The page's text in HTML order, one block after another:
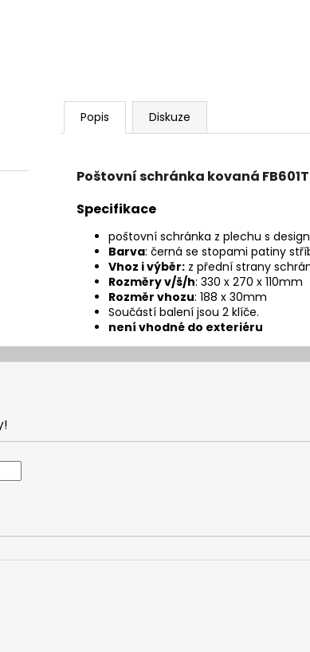
Popis Diskuze
Poštovní schránka kovaná FB601T
Specifikace
poštovní schránka z plechu s
Barva: černá se stopami patiny
Vhoz i výběr: z přední strany
Rozměry v/š/h: 330 x 270 x 110mm
Rozměr vhozu: 188 x 30mm
Součástí balení jsou 2 klíče.
není vhodné do exteriéru